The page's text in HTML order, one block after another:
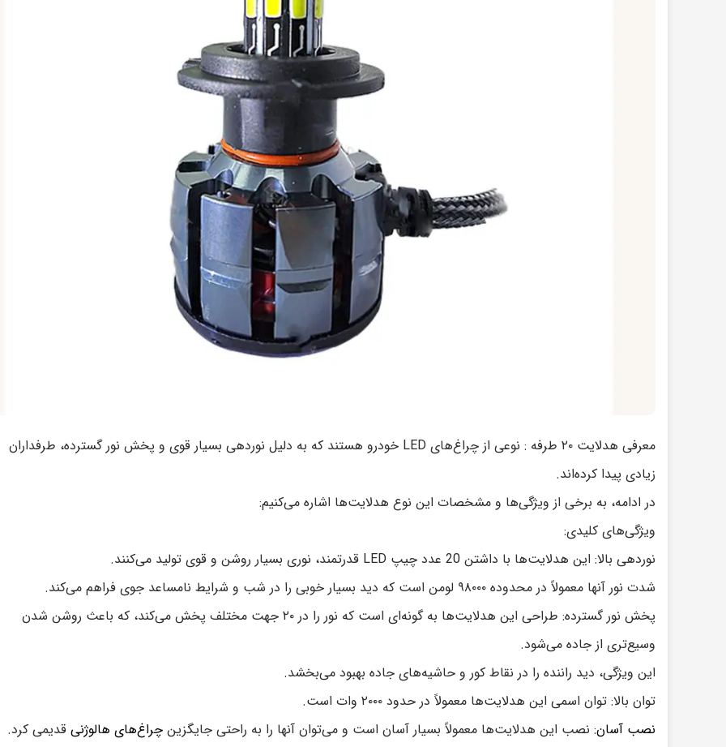
معرفی هدلایت ۲۰ طرفه : نوعی از چراغ‌های LED خودرو هستند که به دلیل نوردهی بسیار قوی و پخش نور گسترده، طرفداران
زیادی پیدا کرده‌اند.
در ادامه، به برخی از ویژگی‌ها و مشخصات این نوع هدلایت‌ها اشاره می‌کنیم:
ویژگی‌های کلیدی:
نوردهی بالا: این هدلایت‌ها با داشتن 20 عدد چیپ LED قدرتمند، نوری بسیار روشن و قوی تولید می‌کنند.
شدت نور آنها معمولاً در محدوده ۹۸۰۰۰ لومن است که دید بسیار خوبی را در شب و شرایط نامساعد جوی فراهم می‌کند.
پخش نور گسترده: طراحی این هدلایت‌ها به گونه‌ای است که نور را در ۲۰ جهت مختلف پخش می‌کند، که باعث روشن شدن
وسیع‌تری از جاده می‌شود.
این ویژگی، دید راننده را در نقاط کور و حاشیه‌های جاده بهبود می‌بخشد.
توان بالا: توان اسمی این هدلایت‌ها معمولاً در حدود ۲۰۰۰ وات است.
نصب آسان: نصب این هدلایت‌ها معمولاً بسیار آسان است و می‌توان آنها را به راحتی جایگزین چراغ‌های هالوژنی قدیمی کرد.